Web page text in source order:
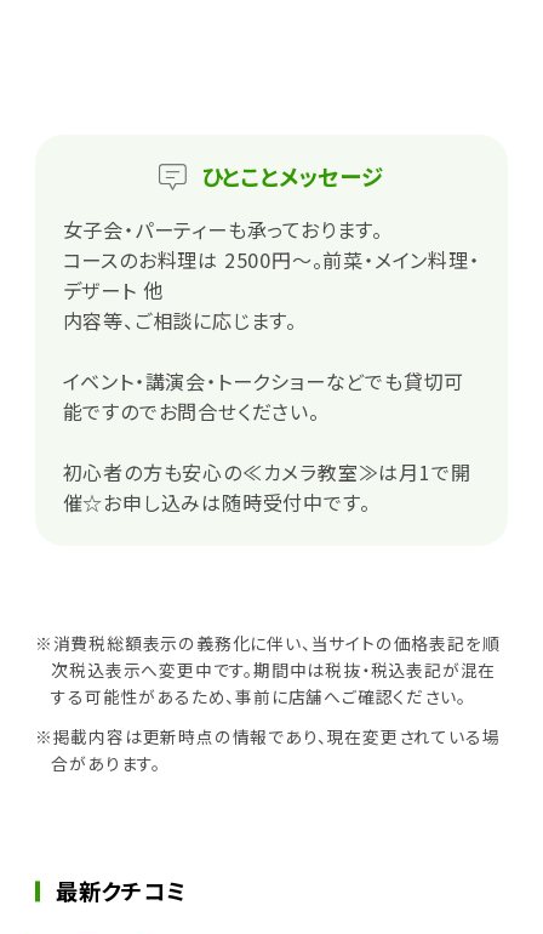
ひとことメッセージ
女子会・パーティーも承っております。
コースのお料理は 2500円～。前菜・メイン料理・
デザート 他
内容等、ご相談に応じます。
イベント・講演会・トークショーなどでも貸切可
能ですのでお問合せください。
初心者の方も安心の≪カメラ教室≫は月1で開
催☆お申し込みは随時受付中です。
※消費税総額表示の義務化に伴い、当サイトの価格表記を順
次税込表示へ変更中です。期間中は税抜・税込表記が混在
する可能性があるため、事前に店舗へご確認ください。
※掲載内容は更新時点の情報であり、現在変更されている場
合があります。
最新クチコミ